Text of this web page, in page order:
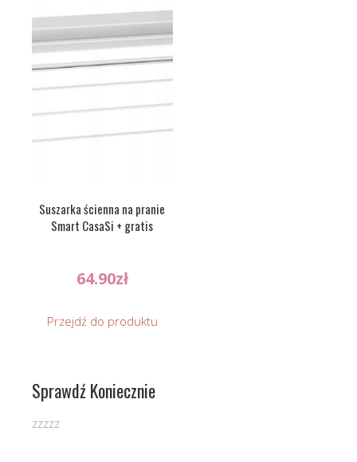
Suszarka ścienna na pranie
Smart CasaSi + gratis
64.90zł
Przejdź do produktu
Sprawdź Koniecznie
zzzzz